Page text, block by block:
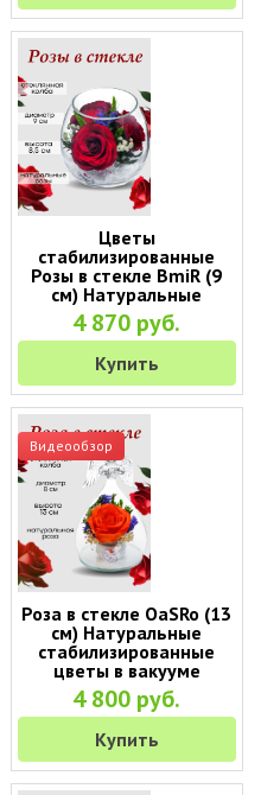
Цветы
стабилизированные
Розы в стекле BmiR (9
см) Натуральные
стабилизированные
цветы в вакууме
4 870 руб.
Купить
Видеообзор
Роза в стекле OaSRo (13
см) Натуральные
стабилизированные
цветы в вакууме
4 800 руб.
Купить